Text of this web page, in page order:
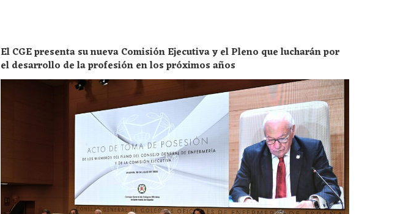
El CGE presenta su nueva Comisión Ejecutiva y el Pleno que lucharán por
el desarrollo de la profesión en los próximos años